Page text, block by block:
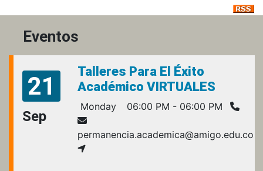
Eventos
21
Sep
Talleres Para El Éxito
Académico VIRTUALES
Monday 06:00 PM - 06:00 PM
permanencia.academica@amigo.edu.co